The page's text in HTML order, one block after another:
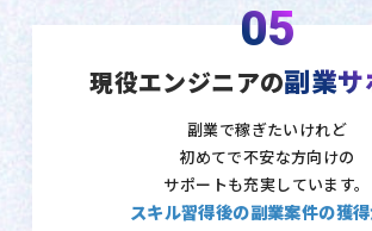
05
現役エンジニアの副業サ
副業で稼ぎたいけれど
初めてで不安な方向けの
サポートも充実しています。
スキル習得後の副業案件の獲